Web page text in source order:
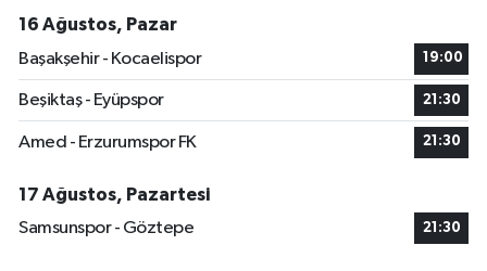
16 Ağustos, Pazar
Başakşehir - Kocaelispor
19:00
Beşiktaş - Eyüpspor 21:30
Amed - Erzurumspor FK 21:30
17 Ağustos, Pazartesi
Samsunspor - Göztepe
21:30